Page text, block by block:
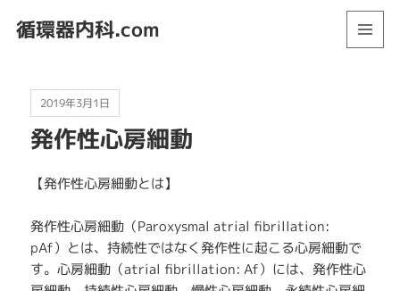
循環器内科.com
2019年3月1日
発作性心房細動
【発作性心房細動とは】
発作性心房細動（Paroxysmal atrial fibrillation:
pAf）とは、持続性ではなく発作性に起こる心房細動で
す。心房細動（atrial fibrillation: Af）には、発作性心